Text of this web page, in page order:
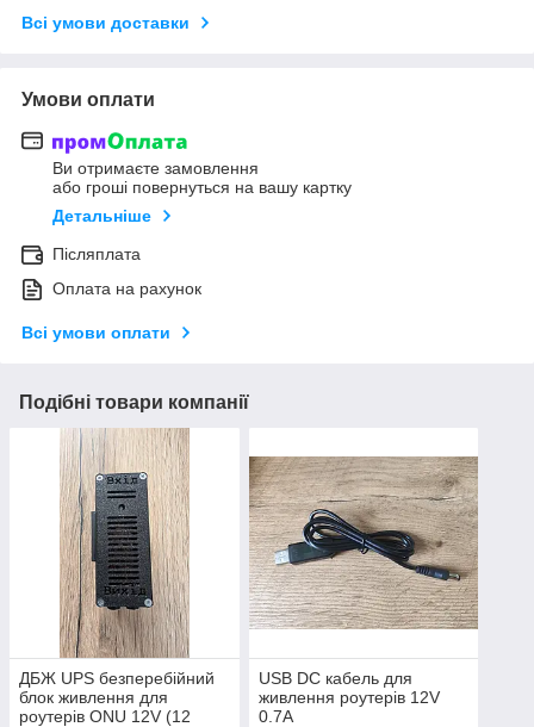
Всі умови доставки
Умови оплати
Ви отримаєте замовлення
або гроші повернуться на вашу картку
Детальніше
Післяплата
Оплата на рахунок
Всі умови оплати
Подібні товари компанії
ДБЖ UPS безперебійний
блок живлення для
роутерів ONU 12V (12
USB DC кабель для
живлення роутерів 12V
0.7A